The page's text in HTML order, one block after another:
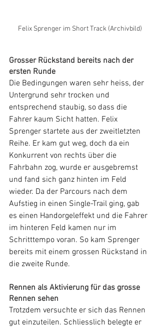
Felix Sprenger im Short Track (Archivbild)
Grosser Rückstand bereits nach der
ersten Runde
Die Bedingungen waren sehr heiss, der
Untergrund sehr trocken und
entsprechend staubig, so dass die
Fahrer kaum Sicht hatten. Felix
Sprenger startete aus der zweitletzten
Reihe. Er kam gut weg, doch da ein
Konkurrent von rechts über die
Fahrbahn zog, wurde er ausgebremst
und fand sich ganz hinten im Feld
wieder. Da der Parcours nach dem
Aufstieg in einen Single-Trail ging, gab
es einen Handorgeleffekt und die Fahrer
im hinteren Feld kamen nur im
Schritttempo voran. So kam Sprenger
bereits mit einem grossen Rückstand in
die zweite Runde.
Rennen als Aktivierung für das grosse
Rennen sehen
Trotzdem versuchte er sich das Rennen
gut einzuteilen. Schliesslich belegte er